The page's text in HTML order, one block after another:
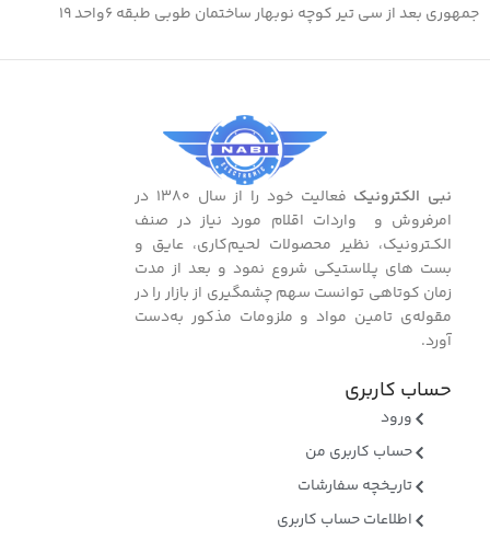
جمهوری بعد از سی تیر کوچه نوبهار ساختمان طوبی طبقه ۶واحد ۱۹
نبی الکترونیک
فعالیت خود را از سال ۱۳۸۰ در
امرفروش و واردات اقلام مورد نیاز در صنف
الکـترونیک، نظیر محصولات لحیم‌کاری، عایق و
بست ‌های پـلاستیکی شروع نمود و بعد از مدت
زمان کوتاهی توانست سهم چشمگیری از بازار را در
مقوله‌ی تامین مواد و ملزومات مذکور به‌دست
آورد.
حساب کاربری
ورود
حساب کاربری من
تاریخچه سفارشات
اطلاعات حساب کاربری